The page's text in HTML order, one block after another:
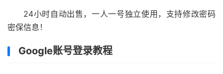
24小时自动出售，一人一号独立使用，支持修改密码
密保信息！
Google账号登录教程